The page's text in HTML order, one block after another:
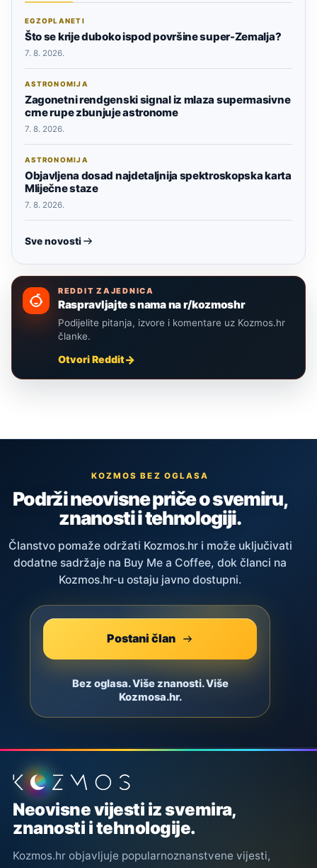
EGZOPLANETI
Što se krije duboko ispod površine super-Zemalja?
7. 8. 2026.
ASTRONOMIJA
Zagonetni rendgenski signal iz mlaza supermasivne
crne rupe zbunjuje astronome
7. 8. 2026.
ASTRONOMIJA
Objavljena dosad najdetaljnija spektroskopska karta
Mliječne staze
7. 8. 2026.
Sve novosti
REDDIT ZAJEDNICA
Raspravljajte s nama na r/kozmoshr
Podijelite pitanja, izvore i komentare uz Kozmos.hr
članke.
Otvori Reddit
KOZMOS BEZ OGLASA
Podrži neovisne priče o svemiru,
znanosti i tehnologiji.
Članstvo pomaže održati Kozmos.hr i može uključivati
dodatne sadržaje na Buy Me a Coffee, dok članci na
Kozmos.hr-u ostaju javno dostupni.
Postani član
Bez oglasa. Više znanosti. Više
Kozmosa.hr.
Podnožje stranice
Neovisne vijesti iz svemira,
znanosti i tehnologije.
Kozmos.hr objavljuje popularnoznanstvene vijesti,